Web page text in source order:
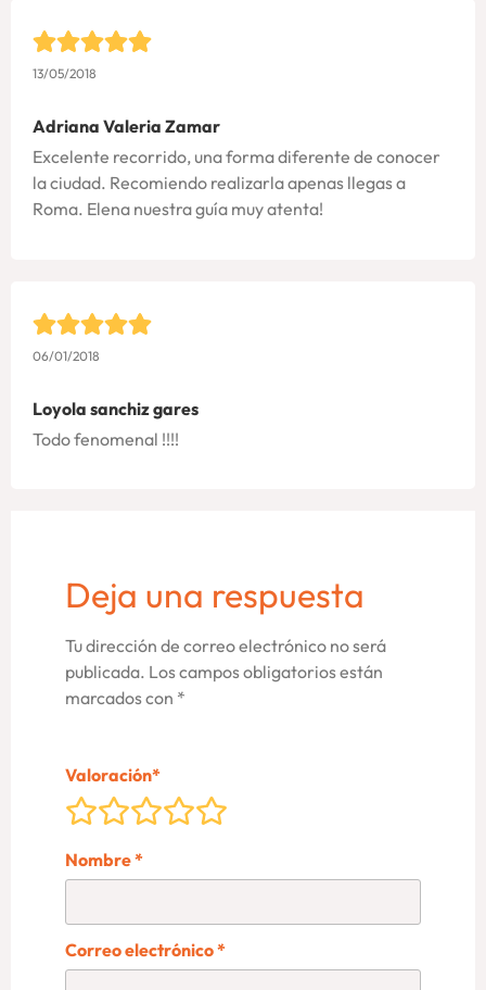
13/05/2018
Adriana Valeria Zamar
Excelente recorrido, una forma diferente de conocer
la ciudad. Recomiendo realizarla apenas llegas a
Roma. Elena nuestra guía muy atenta!
06/01/2018
Loyola sanchiz gares
Todo fenomenal !!!!
Deja una respuesta
Tu dirección de correo electrónico no será
publicada. Los campos obligatorios están
marcados con *
Valoración*
Nombre*
Correo electrónico*